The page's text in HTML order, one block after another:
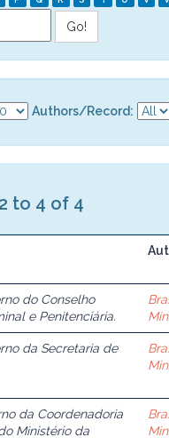
Authors/Record:
to 4 of 4
do Conselho
e Penitenciária.
da Secretaria de
da Coordenadoria
Ministério da